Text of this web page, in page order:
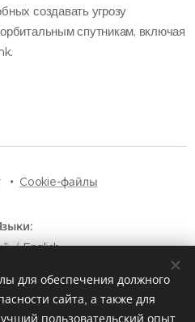
создавать угрозу
спутникам, включая
Cookie-файлы
English
для обеспечения должного
сайта, а также для
пользовательский опыт.